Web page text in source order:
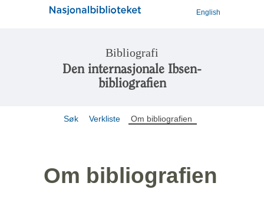
English
Bibliografi
Den internasjonale Ibsen-
bibliografien
Søk Verkliste Om bibliografien
Om bibliografien